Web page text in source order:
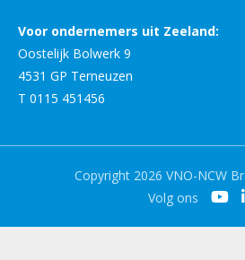
Voor ondernemers uit Zeeland:
Oostelijk Bolwerk 9
4531 GP Terneuzen
T 0115 451456
Copyright 2026 VNO-NCW
Volg ons